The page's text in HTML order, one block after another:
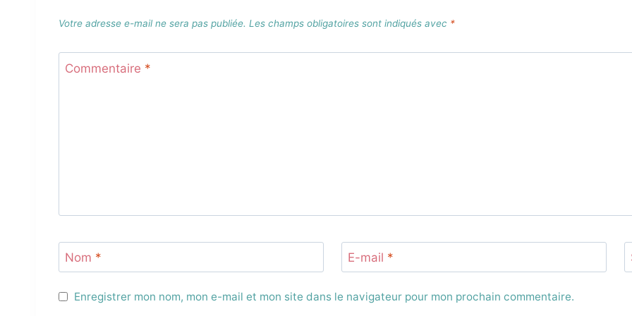
Votre adresse e-mail ne sera pas publiée. Les champs obligatoires sont indiqués avec *
Commentaire *
Nom * E-mail *
Enregistrer mon nom, mon e-mail et mon site dans le navigateur pour mon prochain commentaire.